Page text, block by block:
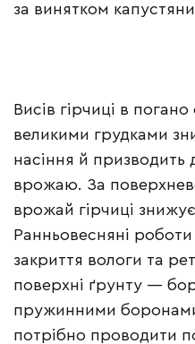
за винятком
Висів гірчиці в
великими грудками
насіння й призводить
врожаю. За
врожай гірчиці
Ранньовесняні
закриття вологи та
поверхні ґрунту —
пружинними
потрібно проводити